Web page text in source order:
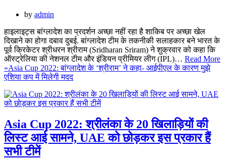
by admin
हाइलाइट्स बांग्लादेश का प्रदर्शन अच्छा नहीं रहा है शाकिब पर अच्छा खेल
दिखाने का होगा दबाव दुबई. बांग्लादेश टीम के तकनीकी सलाहकार बने भारत के
पूर्व क्रिकेटर श्रीधरन श्रीराम (Sridharan Sriram) ने शुक्रवार को कहा कि
ऑस्ट्रेलिया की नेशनल टीम और इंडियन प्रीमियर लीग (IPL)… Read More
»Asia Cup 2022: बांग्लादेश के ‘श्रीराम’ ने कहा- आईपीएल के कारण मुझे
एशिया कप में मिलेगी मदद
Asia Cup 2022: श्रीलंका के 20 खिलाड़ियों की
लिस्ट आई सामने, UAE को छोड़कर इस प्रकार हैं
सभी टीमें